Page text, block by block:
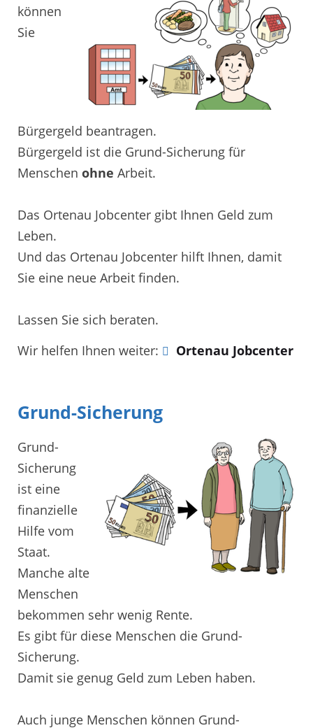
können
Sie
Bürgergeld beantragen.
Bürgergeld ist die Grund-Sicherung für
Menschen ohne Arbeit.
Das Ortenau Jobcenter gibt Ihnen Geld zum
Leben.
Und das Ortenau Jobcenter hilft Ihnen, damit
Sie eine neue Arbeit finden.
Lassen Sie sich beraten.
Wir helfen Ihnen weiter:
Ortenau Jobcenter
Grund-Sicherung
Grund-
Sicherung
ist eine
finanzielle
Hilfe vom
Staat.
Manche alte
Menschen
bekommen sehr wenig Rente.
Es gibt für diese Menschen die Grund-
Sicherung.
Damit sie genug Geld zum Leben haben.
Auch junge Menschen können Grund-